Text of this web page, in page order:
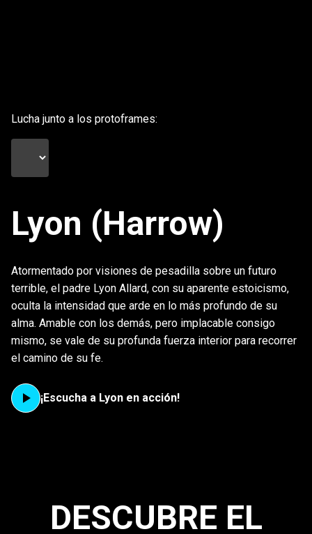
Lucha junto a los protoframes:
Lyon (Harrow)
Atormentado por visiones de pesadilla sobre un futuro
terrible, el padre Lyon Allard, con su aparente estoicismo,
oculta la intensidad que arde en lo más profundo de su
alma. Amable con los demás, pero implacable consigo
mismo, se vale de su profunda fuerza interior para recorrer
el camino de su fe.
¡Escucha a Lyon en acción!
DESCUBRE EL